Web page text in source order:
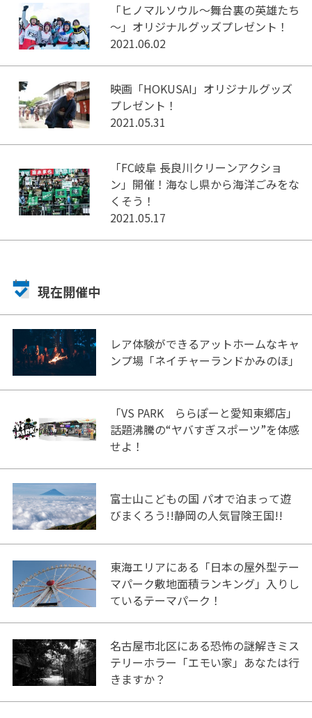
「ヒノマルソウル～舞台裏の英雄たち
～」オリジナルグッズプレゼント！
2021.06.02
映画「HOKUSAI」オリジナルグッズ
プレゼント！
2021.05.31
「FC岐阜 長良川クリーンアクショ
ン」開催！海なし県から海洋ごみをな
くそう！
2021.05.17
現在開催中
レア体験ができるアットホームなキャ
ンプ場「ネイチャーランドかみのほ」
「VS PARK ららぽーと愛知東郷店」
話題沸騰の“ヤバすぎスポーツ”を体感
せよ！
富士山こどもの国 パオで泊まって遊
びまくろう!!静岡の人気冒険王国!!
東海エリアにある「日本の屋外型テー
マパーク敷地面積ランキング」入りし
ているテーマパーク！
名古屋市北区にある恐怖の謎解きミス
テリーホラー「エモい家」あなたは行
きますか？